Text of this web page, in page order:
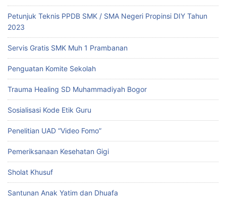
Petunjuk Teknis PPDB SMK / SMA Negeri Propinsi DIY Tahun
2023
Servis Gratis SMK Muh 1 Prambanan
Penguatan Komite Sekolah
Trauma Healing SD Muhammadiyah Bogor
Sosialisasi Kode Etik Guru
Penelitian UAD “Video Fomo”
Pemeriksanaan Kesehatan Gigi
Sholat Khusuf
Santunan Anak Yatim dan Dhuafa